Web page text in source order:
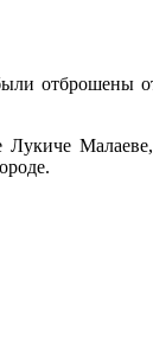
были
Лукиче